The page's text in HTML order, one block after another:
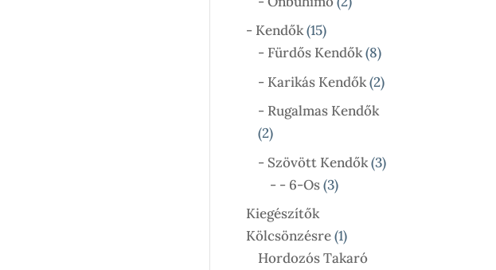
- Kendők 1515
Termék
- Fürdős Kendők 88
Termék
- Karikás Kendők 22
- Rugalmas Kendők
22
Termék
- Szövött Kendők 33
- - 6-Os 33
Kiegészítők
Kölcsönzésre 11
Termék
Hordozós Takaró